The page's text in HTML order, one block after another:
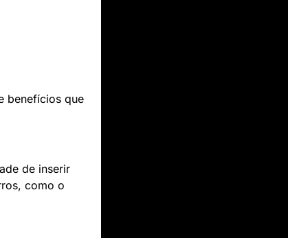
benefícios que
de inserir
como o